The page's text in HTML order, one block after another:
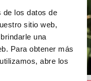
de los datos de
sitio web,
una
Para obtener más
abre los